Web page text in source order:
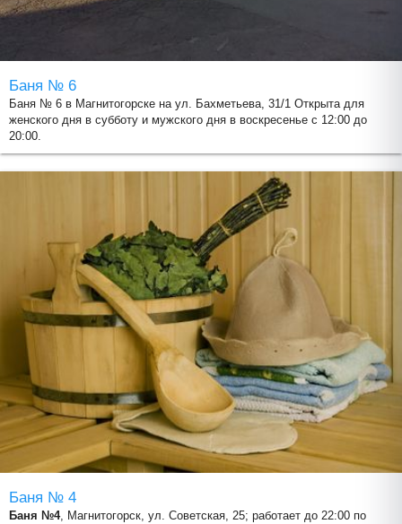
Баня № 6
Баня № 6 в Магнитогорске на ул. Бахметьева, 31/1 Открыта для
женского дня в субботу и мужского дня в воскресенье с 12:00 до
20:00.
Баня № 4
Баня №4, Магнитогорск, ул. Советская, 25; работает до 22:00 по